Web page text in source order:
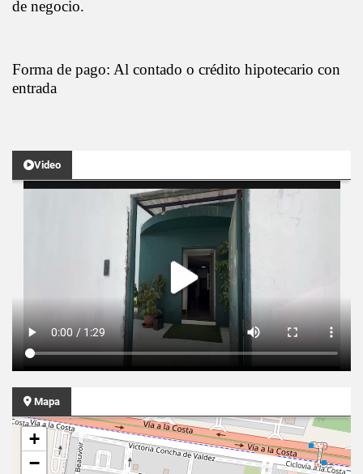
de negocio.
Forma de pago: Al contado o crédito hipotecario con
entrada
Video
Mapa
+
−